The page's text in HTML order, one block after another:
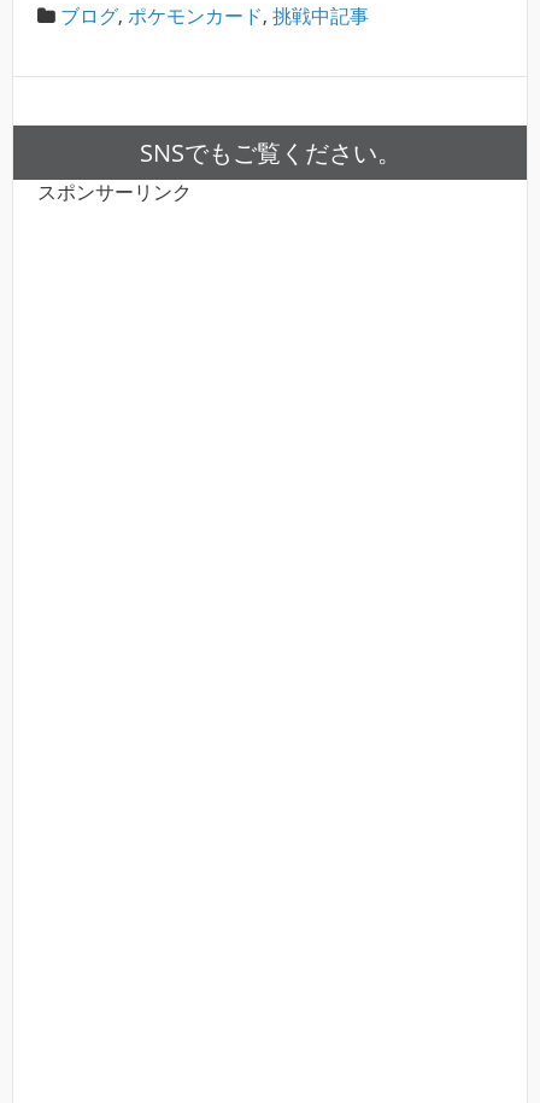
ブログ, ポケモンカード, 挑戦中記事
SNSでもご覧ください。
スポンサーリンク